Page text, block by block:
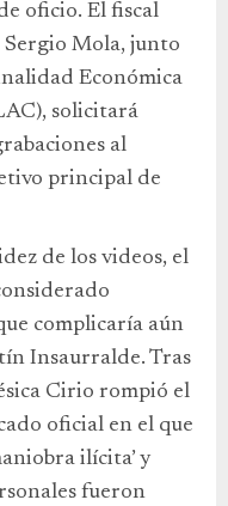
oficio. El fiscal
Sergio Mola, junto
Económica
solicitará
al
principal de
de los videos, el
complicaría aún
Insaurralde. Tras
Cirio rompió el
oficial en el que
ilícita’ y
fueron